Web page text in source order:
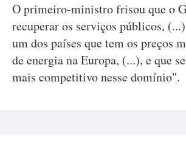
O primeiro-ministro frisou que o
recuperar os serviços públicos,
um dos países que tem os preços
de energia na Europa, (...), e que
mais competitivo nesse domínio".